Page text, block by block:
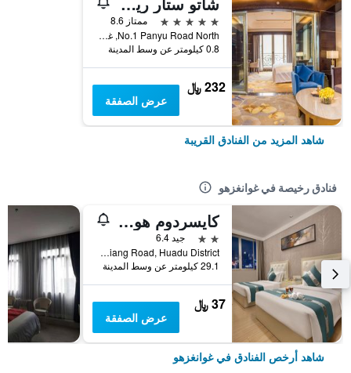
5 نجوم
ممتاز 8.6
No.1 Panyu Road North, غوانغزهو, الصين
0.8 كيلومتر عن وسط المدينة
232 ﷼
عرض الصفقة
شاهد المزيد من الفنادق القريبة
فنادق رخيصة في غوانغزهو
كايسردوم هوتل أيربورت برانش
2 نجمتين
جيد 6.4
No. 2 Shunxiang Road, Huadu District, غوانغزهو, الصين
29.1 كيلومتر عن وسط المدينة
37 ﷼
عرض الصفقة
شاهد أرخص الفنادق في غوانغزهو